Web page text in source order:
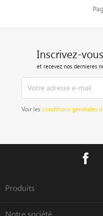
Inscrivez-
et recevez nos dernieres
Voir lesconditions générales
Produits
Notre société